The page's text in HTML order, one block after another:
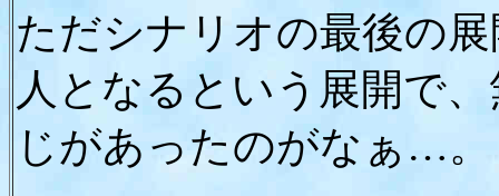
ただシナリオの最後の
人となるという展開で
じがあったのがなぁ…。